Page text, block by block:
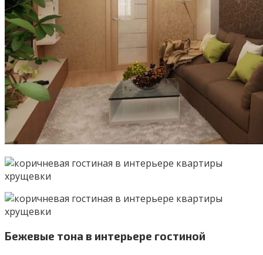
Бежевые тона в интерьере гостиной